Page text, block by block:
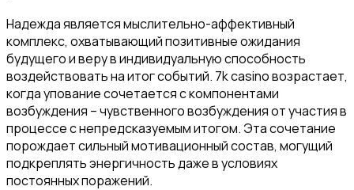
Надежда является мыслительно-аффективный
комплекс, охватывающий позитивные ожидания
будущего и веру в индивидуальную способность
воздействовать на итог событий. 7k casino возрастает,
когда упование сочетается с компонентами
возбуждения – чувственного возбуждения от участия в
процессе с непредсказуемым итогом. Эта сочетание
порождает сильный мотивационный состав, могущий
подкреплять энергичность даже в условиях
постоянных поражений.